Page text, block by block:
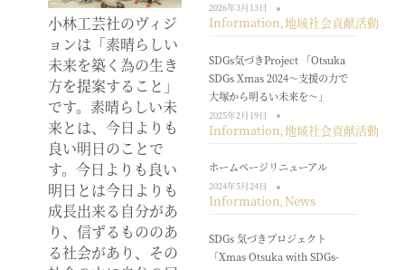
小林工芸社のヴィジ
ョンは「素晴らしい
未来を築く為の生き
方を提案すること」
です。素晴らしい未
来とは、今日よりも
良い明日のことで
す。今日よりも良い
明日とは今日よりも
成長出来る自分があ
り、信ずるもののあ
る社会があり、その
2026年3月13日
Information,地域社会貢献活動
SDGs気づきProject 「Otsuka
SDGs Xmas 2024～支援の力で
大塚から明るい未来を～」
2025年2月19日
Information 地域社会貢献活動
ホームページリニューアル
2024年5月24日
Information,News
SDGs 気づきプロジェクト
「Xmas Otsuka with SDGs-